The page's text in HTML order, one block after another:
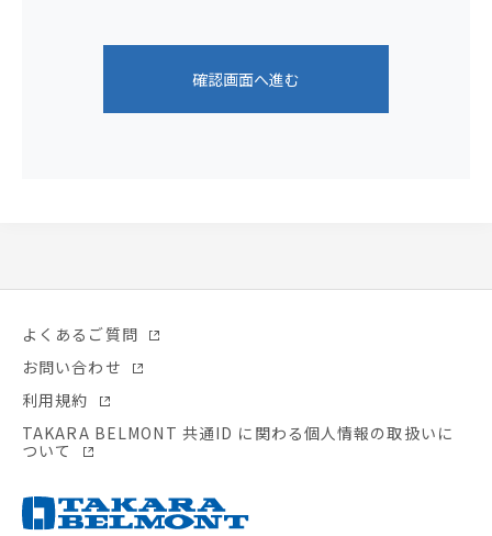
確認画面へ進む
よくあるご質問
お問い合わせ
利用規約
TAKARA BELMONT 共通ID に関わる個人情報の取扱いに
ついて